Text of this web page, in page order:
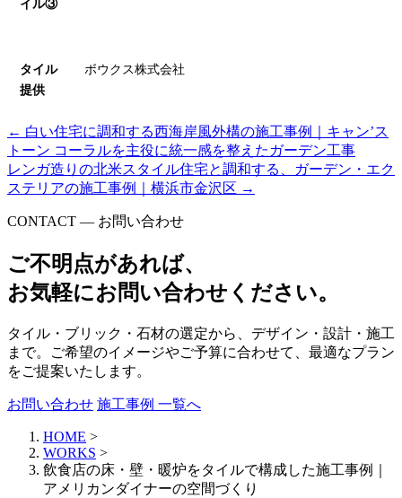
イル③
タイル
提供
ボウクス株式会社
← 白い住宅に調和する西海岸風外構の施工事例｜キャン’ス
トーン コーラルを主役に統一感を整えたガーデン工事
レンガ造りの北米スタイル住宅と調和する、ガーデン・エク
ステリアの施工事例｜横浜市金沢区 →
CONTACT — お問い合わせ
ご不明点があれば、
お気軽にお問い合わせください。
タイル・ブリック・石材の選定から、デザイン・設計・施工
まで。ご希望のイメージやご予算に合わせて、最適なプラン
をご提案いたします。
お問い合わせ 施工事例 一覧へ
HOME >
WORKS >
飲食店の床・壁・暖炉をタイルで構成した施工事例｜
アメリカンダイナーの空間づくり